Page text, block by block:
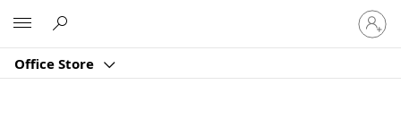
Office Store
Iniciar
sesión
en
cuenta